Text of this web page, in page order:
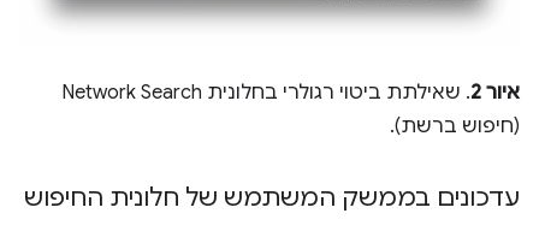
איור 2
. שאילתת ביטוי רגולרי בחלונית Network Search
(חיפוש ברשת).
עדכונים בממשק המשתמש של חלונית החיפוש